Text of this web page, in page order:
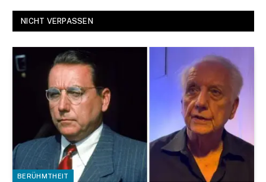
NICHT VERPASSEN
BERÜHMTHEIT